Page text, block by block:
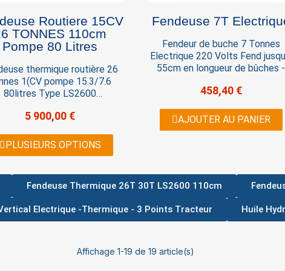
Routiere 15CV
TONNES 110cm
Pompe 80 Litres
thermique routière 26
1(CV pompe 15.3/7.6
80litres Type LS2600
routière est destinée à
en toute sécurité.
d'un vérin de 26 Tonnes,
extra large en font le
le plus performant du
5 900,00 €
PLUSIEURS OPTIONS
Fendeuse 7T
Fendeur de buche 7 Tonnes
Electrique 220 Volts Fend
55cm en longueur de bûches -
hydraulique de qualité. Moteur
surchauffe.
458,40 €
AJOUTER AU PANIER
Fendeuse Thermique 26T 30T LS2600 110cm
Electrique -Thermique - 3 Points Tracteur Huile
Affichage 1-19 de 19 article(s)